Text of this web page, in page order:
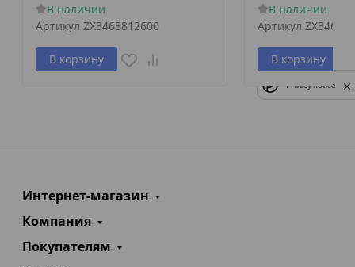
В наличии
Артикул ZX3468812600
В корзину
В наличии
Артикул
В корзину
Интернет-магазин
Компания
Покупателям
Privacy notice